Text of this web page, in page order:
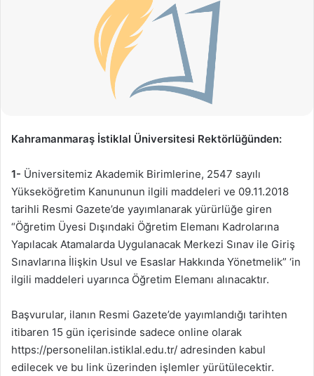
Kahramanmaraş İstiklal Üniversitesi Rektörlüğünden:
1- Üniversitemiz Akademik Birimlerine, 2547 sayılı
Yükseköğretim Kanununun ilgili maddeleri ve 09.11.2018
tarihli Resmi Gazete’de yayımlanarak yürürlüğe giren
“Öğretim Üyesi Dışındaki Öğretim Elemanı Kadrolarına
Yapılacak Atamalarda Uygulanacak Merkezi Sınav ile Giriş
Sınavlarına İlişkin Usul ve Esaslar Hakkında Yönetmelik” ‘in
ilgili maddeleri uyarınca Öğretim Elemanı alınacaktır.
Başvurular, ilanın Resmi Gazete’de yayımlandığı tarihten
itibaren 15 gün içerisinde sadece online olarak
https://personelilan.istiklal.edu.tr/ adresinden kabul
edilecek ve bu link üzerinden işlemler yürütülecektir.